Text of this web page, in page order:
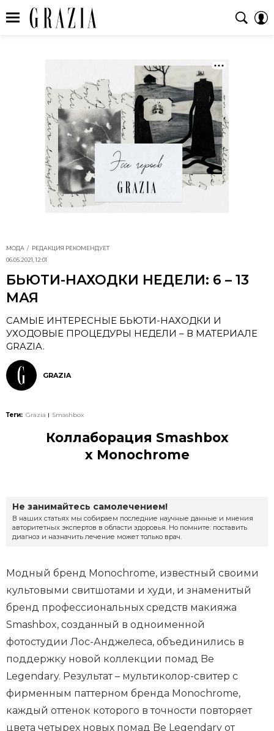
МОДА
РЕДАКЦИЯ РЕКОМЕНДУЕТ
06.05.2021, 12:01
БЬЮТИ-НАХОДКИ НЕДЕЛИ: 6 – 13
МАЯ
САМЫЕ ИНТЕРЕСНЫЕ БЬЮТИ-НАХОДКИ И
УХОДОВЫЕ ПРОЦЕДУРЫ НЕДЕЛИ – В МАТЕРИАЛЕ
GRAZIA.
GRAZIA
Теги: Grazia Smashbox
Коллаборация Smashbox
x Monochrome
Не занимайтесь самолечением!
В наших статьях мы собираем последние научные данные и мнения
авторитетных экспертов в области здоровья. Но помните: поставить
диагноз и назначить лечение может только врач.
Модный бренд Monochrome, известный своими
культовыми свитшотами и худи, и знаменитый
бренд профессиональных средств макияжа
Smashbox, созданный в одноименной
фотостудии Лос-Анджелеса, объединились в
поддержку новой коллекции помад Be
Legendary. Результат – мультиколор-свитер с
фирменным паттерном бренда Monochrome,
каждый оттенок которого в точности повторяет
цвета четырех новых помад Be Legendary от